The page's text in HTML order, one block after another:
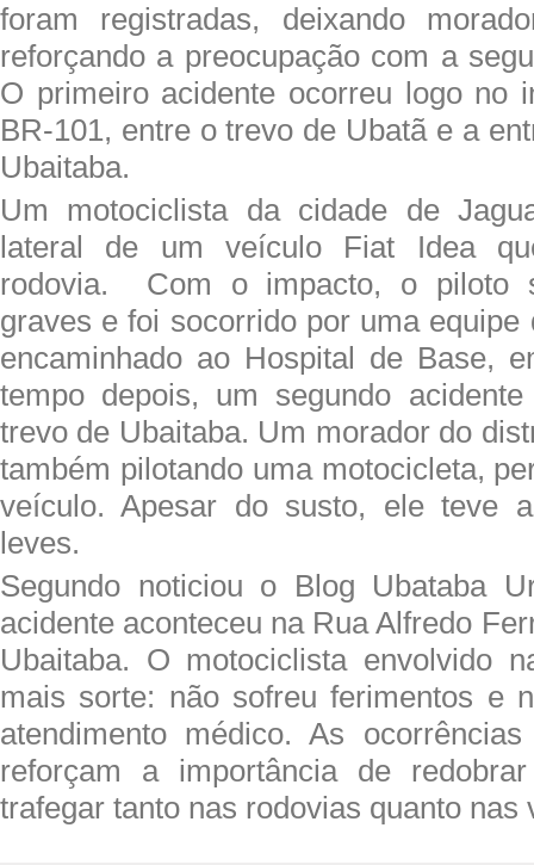
foram registradas, deixando
reforçando a preocupação com a
O primeiro acidente ocorreu logo no
BR-101, entre o trevo de Ubatã e a
Ubaitaba.
Um motociclista da cidade de
lateral de um veículo Fiat Idea
rodovia. Com o impacto, o piloto
graves e foi socorrido por uma equipe
encaminhado ao Hospital de Base,
tempo depois, um segundo
trevo de Ubaitaba. Um morador do
também pilotando uma motocicleta,
veículo. Apesar do susto, ele teve
leves.
Segundo noticiou o Blog Ubataba
acidente aconteceu na Rua Alfredo
Ubaitaba. O motociclista envolvido
mais sorte: não sofreu ferimentos e
atendimento médico. As
reforçam a importância de
trafegar tanto nas rodovias quanto nas